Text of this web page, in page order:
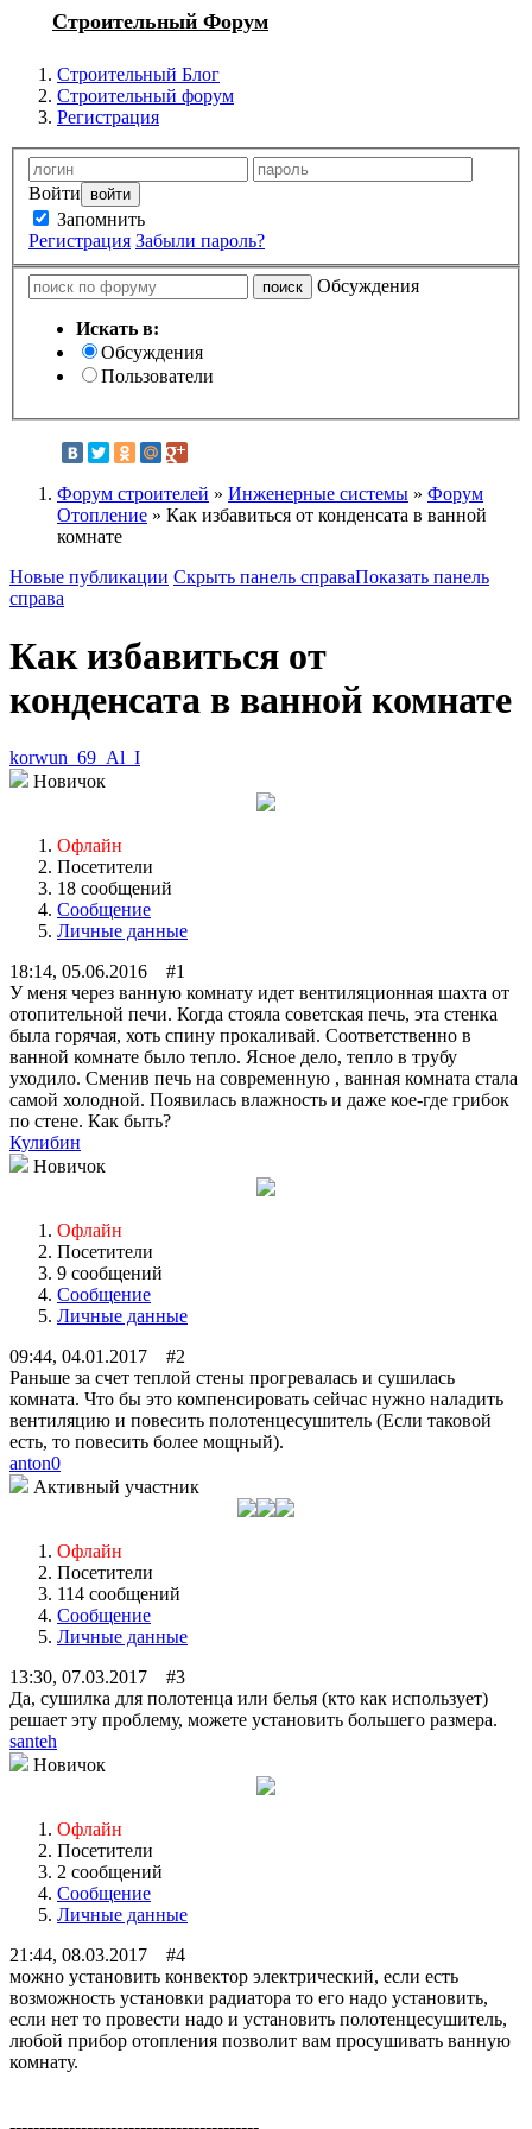
Строительный Форум
Строительный Блог
Строительный форум
Регистрация
Войти
Запомнить
Регистрация Забыли пароль?
Обсуждения
Искать в:
Обсуждения
Пользователи
Форум строителей » Инженерные системы » Форум
Отопление » Как избавиться от конденсата в ванной
комнате
Новые публикации Скрыть панель справаПоказать панель
справа
Как избавиться от
конденсата в ванной комнате
korwun_69_Al_I
Новичок
Офлайн
Посетители
18 сообщений
Сообщение
Личные данные
18:14, 05.06.2016 #1
У меня через ванную комнату идет вентиляционная шахта от
отопительной печи. Когда стояла советская печь, эта стенка
была горячая, хоть спину прокаливай. Соответственно в
ванной комнате было тепло. Ясное дело, тепло в трубу
уходило. Сменив печь на современную , ванная комната стала
самой холодной. Появилась влажность и даже кое-где грибок
по стене. Как быть?
Кулибин
Новичок
Офлайн
Посетители
9 сообщений
Сообщение
Личные данные
09:44, 04.01.2017 #2
Раньше за счет теплой стены прогревалась и сушилась
комната. Что бы это компенсировать сейчас нужно наладить
вентиляцию и повесить полотенцесушитель (Если таковой
есть, то повесить более мощный).
anton0
Активный участник
Офлайн
Посетители
114 сообщений
Сообщение
Личные данные
13:30, 07.03.2017 #3
Да, сушилка для полотенца или белья (кто как использует)
решает эту проблему, можете установить большего размера.
santeh
Новичок
Офлайн
Посетители
2 сообщений
Сообщение
Личные данные
21:44, 08.03.2017 #4
можно установить конвектор электрический, если есть
возможность установки радиатора то его надо установить,
если нет то провести надо и установить полотенцесушитель,
любой прибор отопления позволит вам просушивать ванную
комнату.